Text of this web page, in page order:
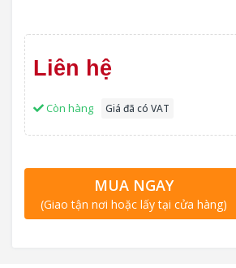
Liên hệ
Còn hàng Giá đã có VAT
MUA NGAY
(Giao tận nơi hoặc lấy tại cửa hàng)